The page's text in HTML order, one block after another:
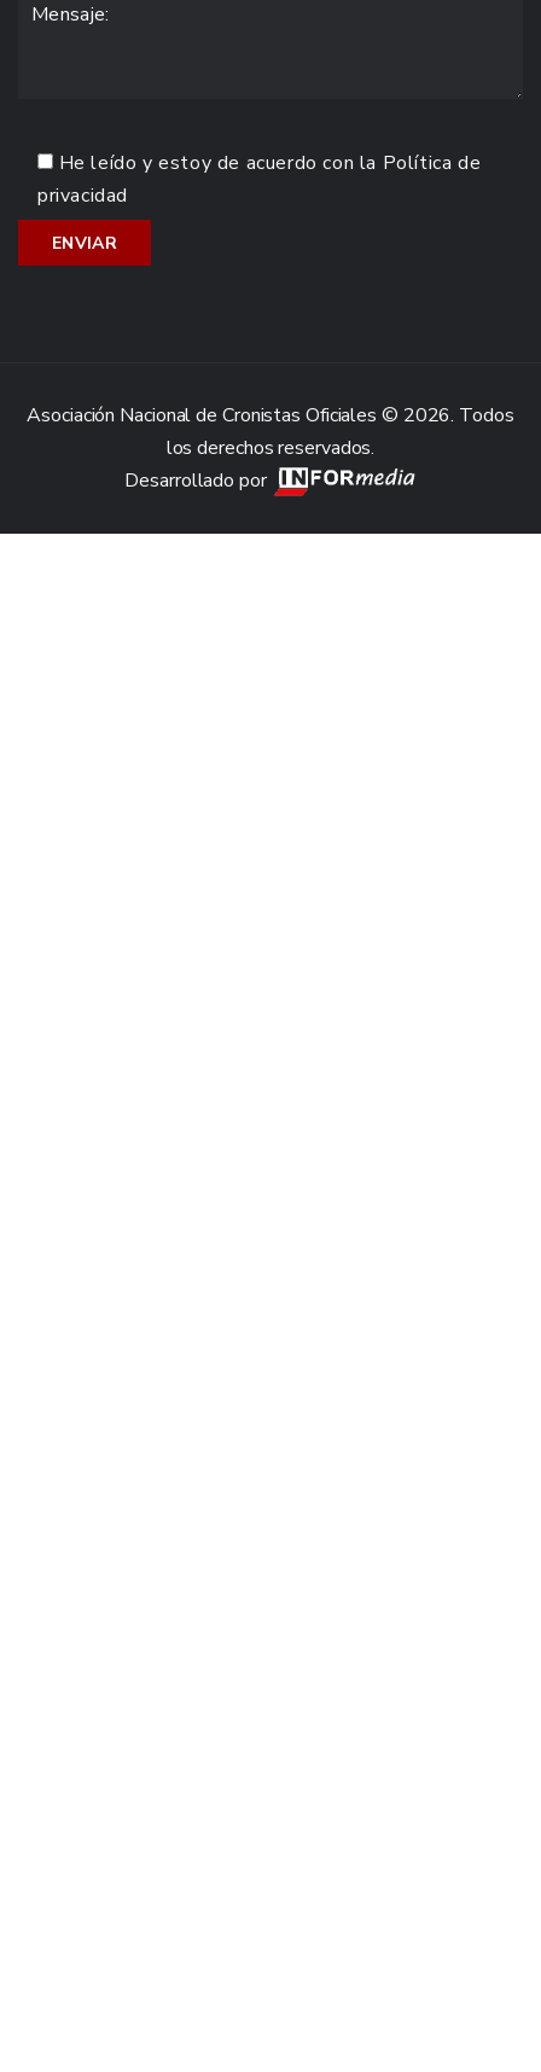
He leído y estoy de acuerdo con la Política de
privacidad
Asociación Nacional de Cronistas Oficiales © 2026. Todos
los derechos reservados.
Desarrollado por